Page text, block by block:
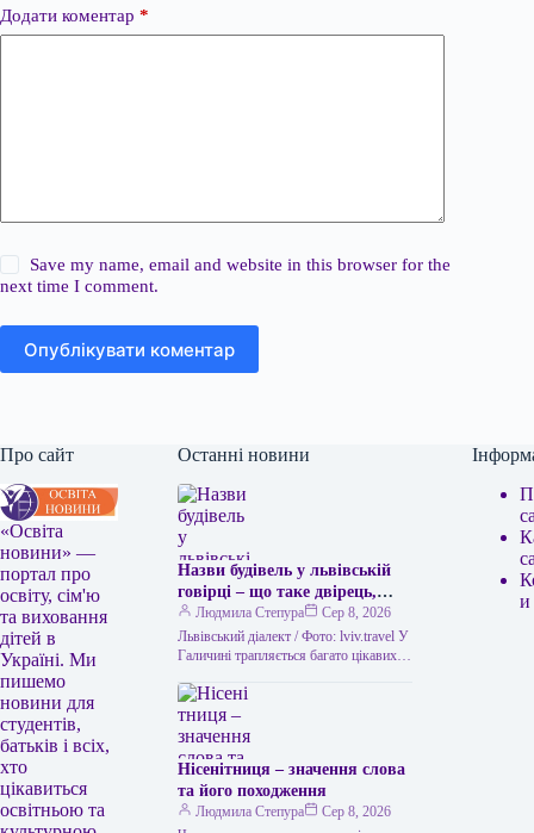
Додати коментар *
Save my name, email and website in this browser for the
next time I comment.
Опублікувати коментар
Про сайт
«Освіта
новини» —
портал про
освіту, сім'ю
та виховання
дітей в
Україні. Ми
пишемо
новини для
студентів,
батьків і всіх,
хто
цікавиться
освітньою та
Останні новини
Назви будівель у львівській
говірці – що таке двірець,
креденс, кнайпа
Людмила Степура
Сер 8, 2026
Львівський діалект / Фото: lviv.travel У
Галичині трапляється багато цікавих
навіть досвідченого мандрівника. Тож
не дивно,…
Нісенітниця – значення слова
та його походження
Людмила Степура
Сер 8, 2026
и